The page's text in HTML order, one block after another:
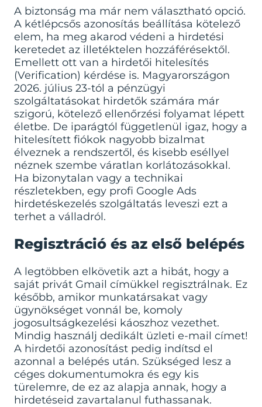
A biztonság ma már nem választható opció.
A kétlépcsős azonosítás beállítása kötelező
elem, ha meg akarod védeni a hirdetési
keretedet az illetéktelen hozzáférésektől.
Emellett ott van a hirdetői hitelesítés
(Verification) kérdése is. Magyarországon
2026. július 23-tól a pénzügyi
szolgáltatásokat hirdetők számára már
szigorú, kötelező ellenőrzési folyamat lépett
életbe. De iparágtól függetlenül igaz, hogy a
hitelesített fiókok nagyobb bizalmat
élveznek a rendszertől, és kisebb eséllyel
néznek szembe váratlan korlátozásokkal.
Ha bizonytalan vagy a technikai
részletekben, egy profi Google Ads
hirdetéskezelés szolgáltatás leveszi ezt a
terhet a válladról.
Regisztráció és az első belépés
A legtöbben elkövetik azt a hibát, hogy a
saját privát Gmail címükkel regisztrálnak. Ez
később, amikor munkatársakat vagy
ügynökséget vonnál be, komoly
jogosultságkezelési káoszhoz vezethet.
Mindig használj dedikált üzleti e-mail címet!
A hirdetői azonosítást pedig indítsd el
azonnal a belépés után. Szükséged lesz a
céges dokumentumokra és egy kis
türelemre, de ez az alapja annak, hogy a
hirdetéseid zavartalanul futhassanak.